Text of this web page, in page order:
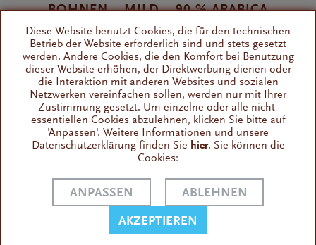
BOHNEN – MILD – 90 % ARABICA
Intensive Aromen
ein leckeres Allround-Talent
Intensität
Koffeingehalt
Cremabildung
Bohnenbild
Cappuccino
Espresso
Kaffee
Diese Website benutzt Cookies, die für den technischen
Betrieb der Website erforderlich sind und stets gesetzt
werden. Andere Cookies, die den Komfort bei Benutzung
dieser Website erhöhen, der Direktwerbung dienen oder
die Interaktion mit anderen Websites und sozialen
Netzwerken vereinfachen sollen, werden nur mit Ihrer
Zustimmung gesetzt. Um einzelne oder alle nicht-
essentiellen Cookies abzulehnen, klicken Sie bitte auf
'Anpassen'. Weitere Informationen und unsere
Datenschutzerklärung finden Sie hier. Sie können die
Cookies:
ANPASSEN
ABLEHNEN
AKZEPTIEREN